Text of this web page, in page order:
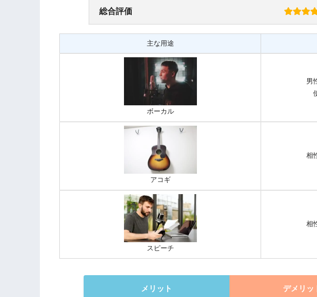
総合評価
主な用途
ボーカル
男
アコギ
相
スピーチ
相
メリット デメリッ